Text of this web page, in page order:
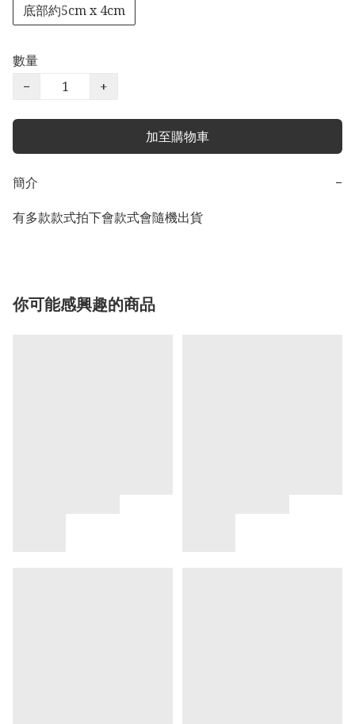
底部約5cm x 4cm
數量
−
+
加至購物車
簡介
−
有多款款式拍下會款式會隨機出貨
你可能感興趣的商品